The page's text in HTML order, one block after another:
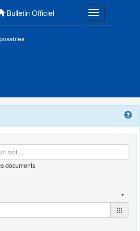
Bulletin Officiel Toggle
documents